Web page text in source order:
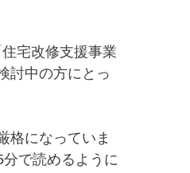
宅改修支援事業
討中の方にとっ
格になっていま
で読めるように